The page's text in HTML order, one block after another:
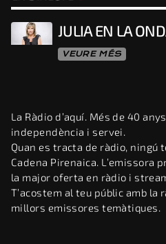
JULIA EN LA
VEURE MÉS
La Ràdio d’aquí. Més de 40
independència i servei.
Quan es tracta de ràdio, ningú
Cadena Pirenaica. L’emissora
la major oferta en ràdio i
T’acostem al teu públic amb
millors emissores temàtiques.